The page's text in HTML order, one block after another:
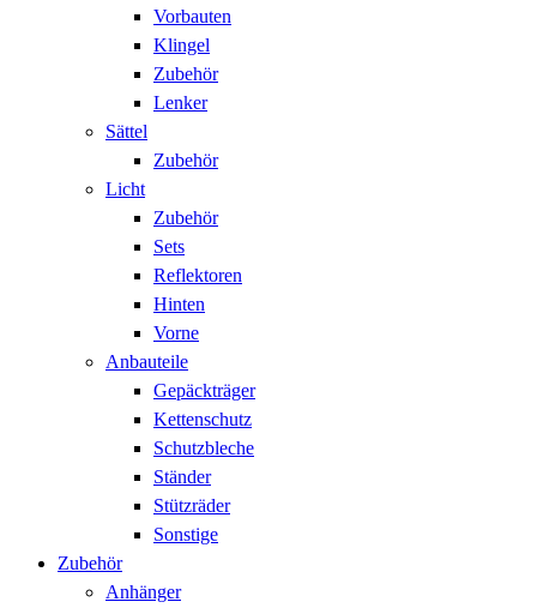
Vorbauten
Klingel
Zubehör
Lenker
Sättel
Zubehör
Licht
Zubehör
Sets
Reflektoren
Hinten
Vorne
Anbauteile
Gepäckträger
Kettenschutz
Schutzbleche
Ständer
Stützräder
Sonstige
Zubehör
Anhänger